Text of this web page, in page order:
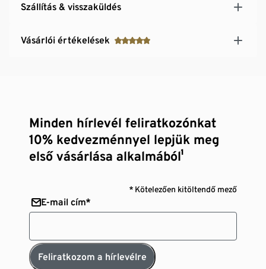
Szállítás & visszaküldés
Vásárlói értékelések
Minden hírlevél feliratkozónkat
10% kedvezménnyel lepjük meg
első vásárlása alkalmából¹
* Kötelezően kitöltendő mező
E-mail cím*
Feliratkozom a hírlevélre